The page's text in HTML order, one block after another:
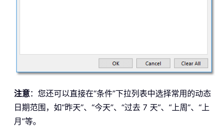
注意：您还可以直接在“条件”下拉列表中选择常用的动态
日期范围，如“昨天”、“今天”、“过去 7 天”、“上周”、“上
月”等。